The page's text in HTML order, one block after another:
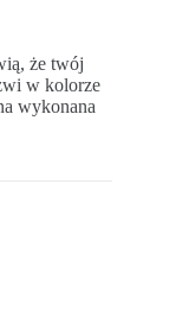
że twój
w kolorze
wykonana